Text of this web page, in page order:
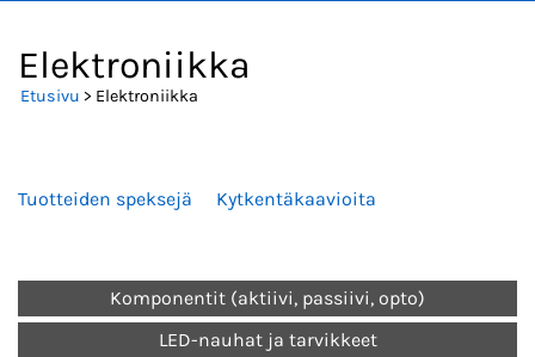
Elektroniikka
Etusivu > Elektroniikka
Tuotteiden speksejä Kytkentäkaavioita
Komponentit (aktiivi, passiivi, opto)
LED-nauhat ja tarvikkeet